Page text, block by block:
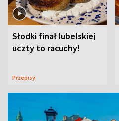
Słodki finał lubelskiej
uczty to racuchy!
Przepisy